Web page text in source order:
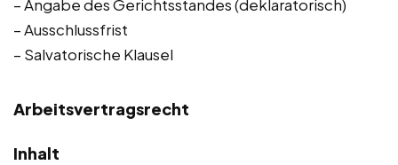
– Angabe des Gerichtsstandes (deklaratorisch)
– Ausschlussfrist
– Salvatorische Klausel
Arbeitsvertragsrecht
Inhalt